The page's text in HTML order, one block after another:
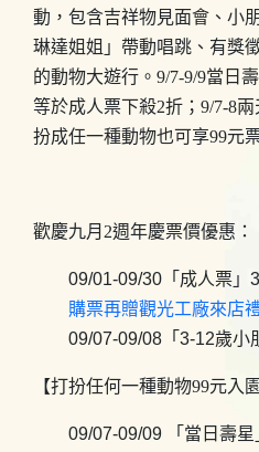
動，包含吉祥物見面會、小
琳達姐姐」帶動唱跳、有獎
的動物大遊行。9/7-9/9當日
等於成人票下殺2折；9/7-8
扮成任一種動物也可享99元
歡慶九月2週年慶票價優惠：
09/01-09/30「成人票」
購票再贈觀光工廠來店
09/07-09/08「3-12歲小
【打扮任何一種動物99元入
09/07-09/09 「當日壽